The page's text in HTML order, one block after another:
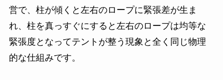
営で、柱が傾くと左右のロープに緊張差が生ま
れ、柱を真っすぐにすると左右のロープは均等な
緊張度となってテントが整う現象と全く同じ物理
的な仕組みです。